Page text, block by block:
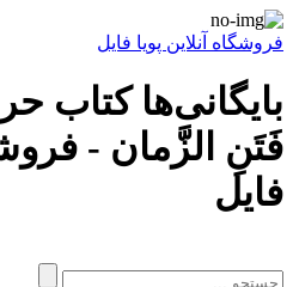
فروشگاه آنلاین پویا فایل
بایگانی‌ها کتاب
فَتَنِ الزَّمان -
فایل